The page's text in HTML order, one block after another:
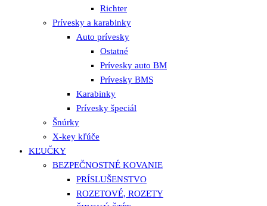
Richter
Prívesky a karabinky
Auto prívesky
Ostatné
Prívesky auto BM
Prívesky BMS
Karabinky
Prívesky špeciál
Šnúrky
X-key kľúče
KĽUČKY
BEZPEČNOSTNÉ KOVANIE
PRÍSLUŠENSTVO
ROZETOVÉ, ROZETY